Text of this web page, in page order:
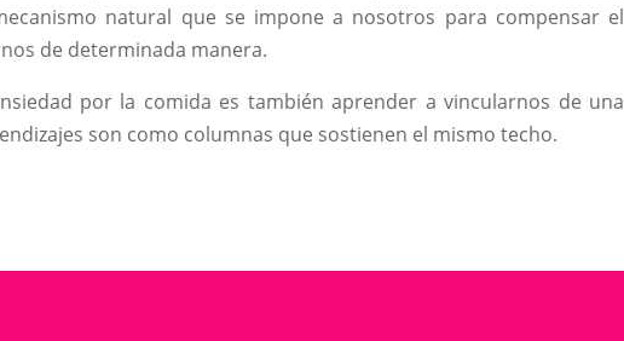
natural que se impone a nosotros para compensar el
de determinada manera.
por la comida es también aprender a vincularnos de una
son como columnas que sostienen el mismo techo.